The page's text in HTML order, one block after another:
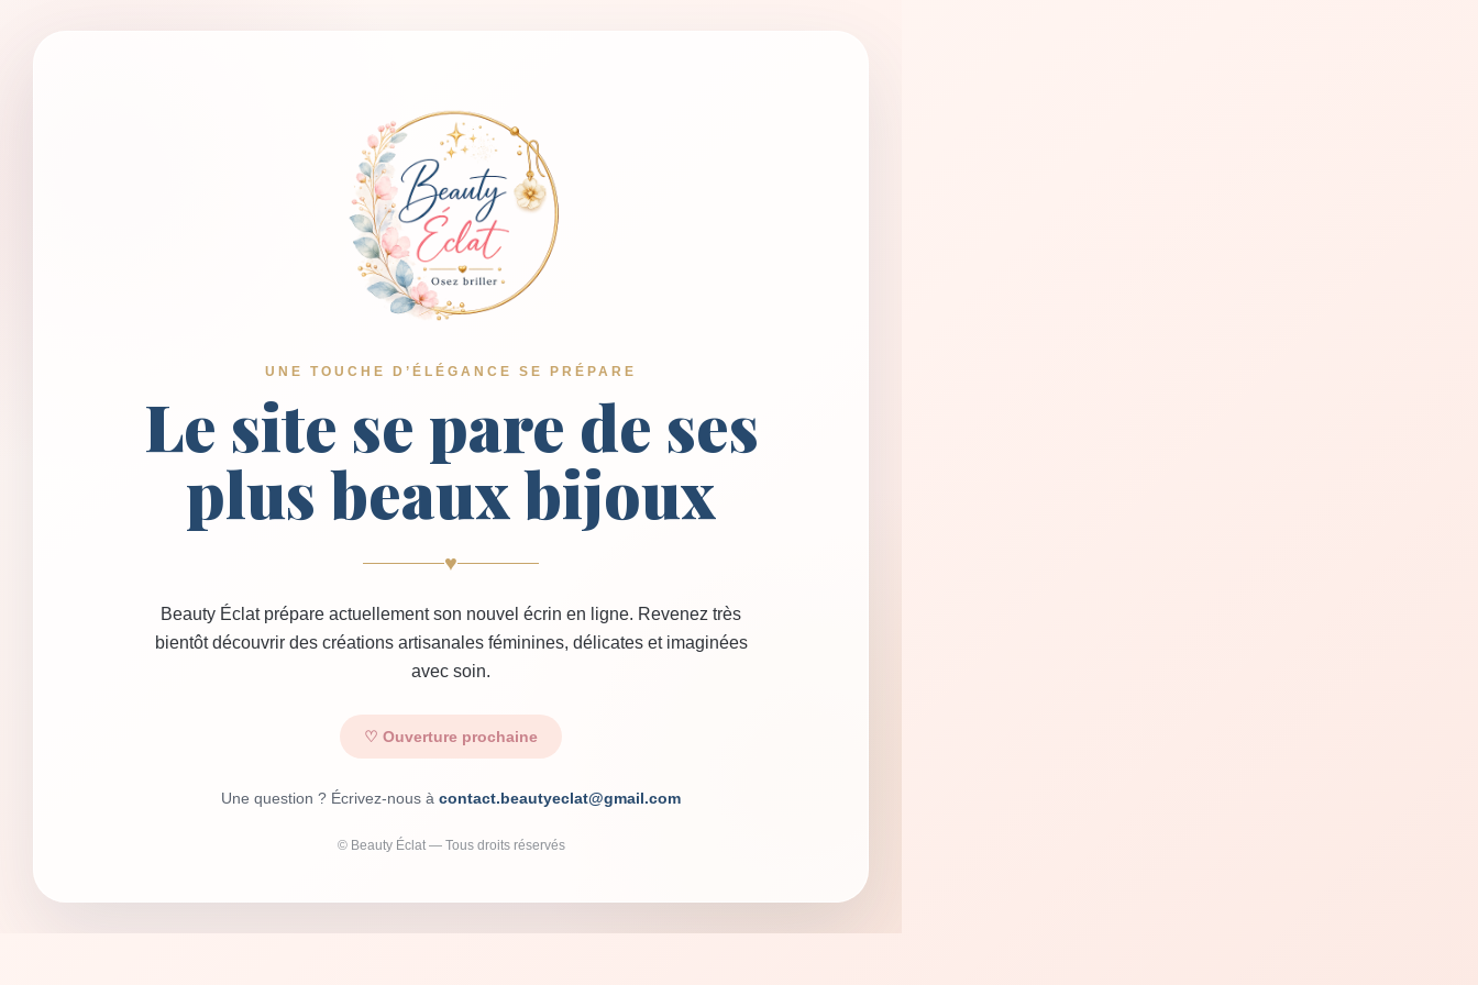
UNE TOUCHE D’ÉLÉGANCE SE PRÉPARE
Le site se pare de ses
plus beaux bijoux
♥
Beauty Éclat prépare actuellement son nouvel écrin en ligne. Revenez très
bientôt découvrir des créations artisanales féminines, délicates et imaginées
avec soin.
♡ Ouverture prochaine
Une question ? Écrivez-nous à contact.beautyeclat@gmail.com
© Beauty Éclat — Tous droits réservés